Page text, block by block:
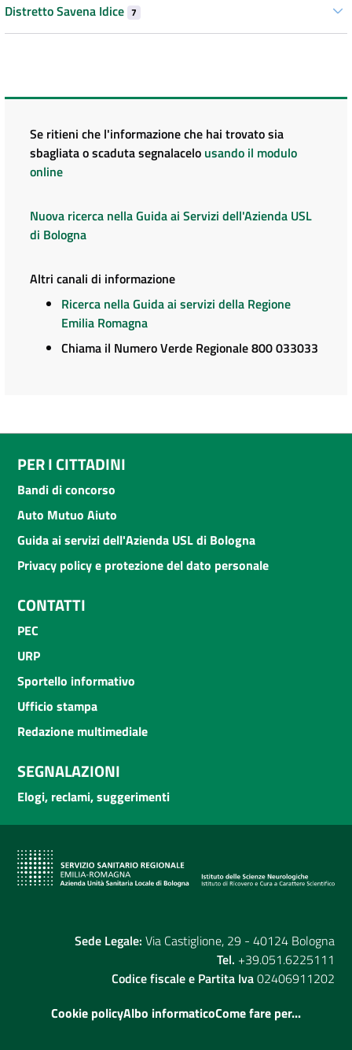
Distretto Savena Idice 7
Se ritieni che l'informazione che hai trovato sia
sbagliata o scaduta segnalacelo usando il modulo
online
Nuova ricerca nella Guida ai Servizi dell'Azienda USL
di Bologna
Altri canali di informazione
Ricerca nella Guida ai servizi della Regione
Emilia Romagna
Chiama il Numero Verde Regionale 800 033033
PER I CITTADINI
Bandi di concorso
Auto Mutuo Aiuto
Guida ai servizi dell'Azienda USL di Bologna
Privacy policy e protezione del dato personale
CONTATTI
PEC
URP
Sportello informativo
Ufficio stampa
Redazione multimediale
SEGNALAZIONI
Elogi, reclami, suggerimenti
Sede Legale: Via Castiglione, 29 - 40124 Bologna
Tel. +39.051.6225111
Codice fiscale e Partita Iva02406911202
Cookie policyAlbo informaticoCome fare per...